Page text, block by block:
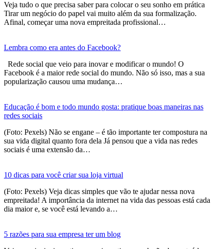
Veja tudo o que precisa saber para colocar o seu sonho em prática
Tirar um negócio do papel vai muito além da sua formalização.
Afinal, começar uma nova empreitada profissional…
Lembra como era antes do Facebook?
Rede social que veio para inovar e modificar o mundo! O
Facebook é a maior rede social do mundo. Não só isso, mas a sua
popularização causou uma mudança…
Educação é bom e todo mundo gosta: pratique boas maneiras nas
redes sociais
(Foto: Pexels) Não se engane – é tão importante ter compostura na
sua vida digital quanto fora dela Já pensou que a vida nas redes
sociais é uma extensão da…
10 dicas para você criar sua loja virtual
(Foto: Pexels) Veja dicas simples que vão te ajudar nessa nova
empreitada! A importância da internet na vida das pessoas está cada
dia maior e, se você está levando a…
5 razões para sua empresa ter um blog